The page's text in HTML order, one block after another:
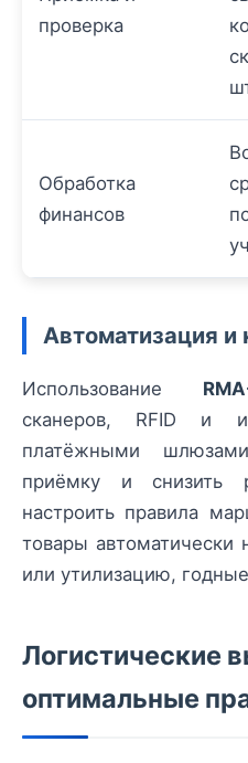
проверка
Обработка
финансов
Автоматизация и
Использование
сканеров, RFID и
платёжными
приёмку и снизить
настроить правила
товары автоматически
или утилизацию,
Логистические
оптимальные